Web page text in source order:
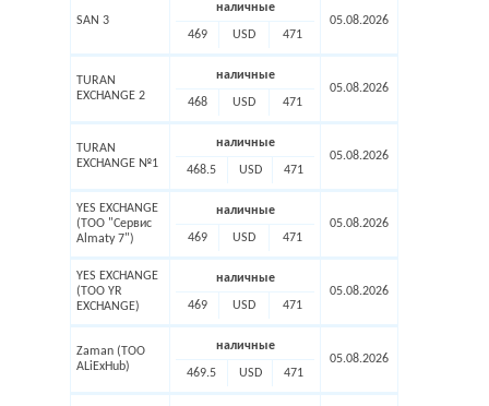
SAN 3
наличные
469 USD 471
05.08.2026
TURAN
EXCHANGE 2
наличные
468 USD 471
05.08.2026
TURAN
EXCHANGE №1
наличные
468.5 USD 471
05.08.2026
YES EXCHANGE
(ТОО "Сервис
Almaty 7")
наличные
469 USD 471
05.08.2026
YES EXCHANGE
(ТОО YR
EXCHANGE)
наличные
469 USD 471
05.08.2026
Zaman (ТОО
ALiExHub)
наличные
469.5 USD 471
05.08.2026